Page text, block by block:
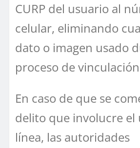
CURP del usuario al
celular, eliminando
dato o imagen usado
proceso de
En caso de que se
delito que involucre el
línea, las autoridades